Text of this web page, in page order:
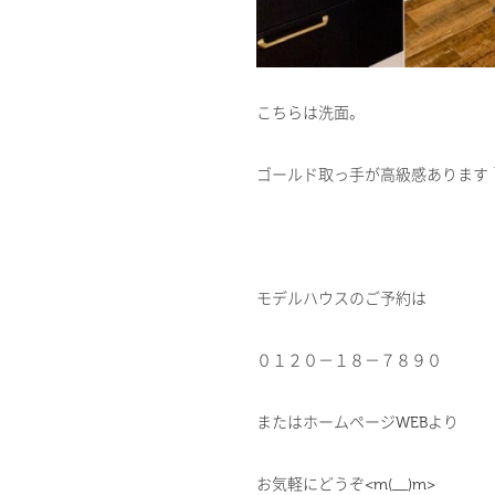
こちらは洗面。
ゴールド取っ手が高級感あります
モデルハウスのご予約は
０１２０－１８－７８９０
またはホームページWEBより
お気軽にどうぞ<m(__)m>